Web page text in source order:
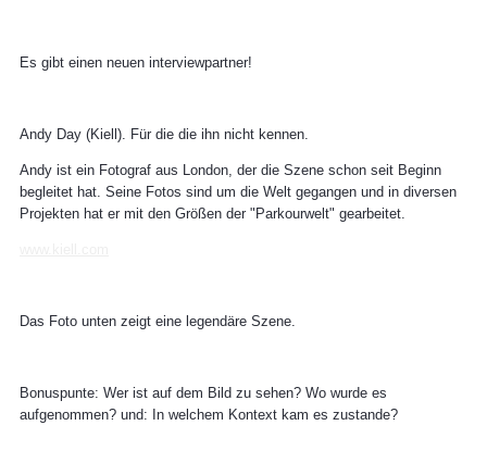
Es gibt einen neuen interviewpartner!
Andy Day (Kiell). Für die die ihn nicht kennen.
Andy ist ein Fotograf aus London, der die Szene schon seit Beginn
begleitet hat. Seine Fotos sind um die Welt gegangen und in diversen
Projekten hat er mit den Größen der "Parkourwelt" gearbeitet.
Das Foto unten zeigt eine legendäre Szene.
Bonuspunte: Wer ist auf dem Bild zu sehen? Wo wurde es
aufgenommen? und: In welchem Kontext kam es zustande?